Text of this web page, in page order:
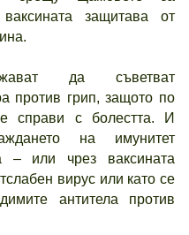
защитава от
да съветват
против грип, защото по
справи с болестта. И
на имунитет
– или чрез ваксината
вирус или като се
антитела против